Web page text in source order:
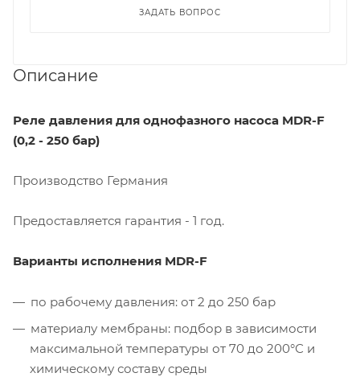
ЗАДАТЬ ВОПРОС
Описание
Реле давления для однофазного насоса MDR-F
(0,2 - 250 бар)
Производство Германия
Предоставляется гарантия - 1 год.
Варианты исполнения MDR-F
по рабочему давления: от 2 до 250 бар
материалу мембраны: подбор в зависимости
максимальной температуры от 70 до 200°С и
химическому составу среды